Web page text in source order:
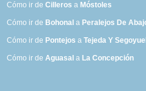
Cómo ir deCilleros a Móstoles
Cómo ir de Bohonal a Peralejos De
Cómo ir de Pontejos aTejeda Y
Cómo ir deAguasal a La Concepción